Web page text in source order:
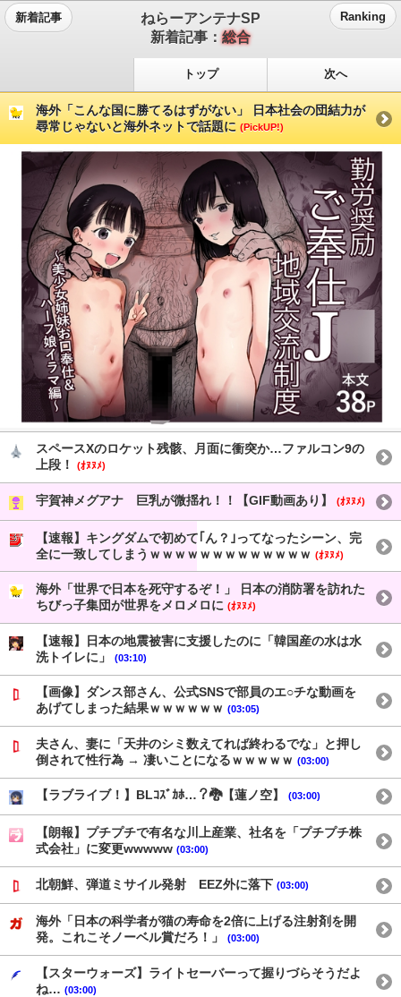
新着記事
ねらーアンテナSP
新着記事：総合
Ranking
トップ 次へ
海外「こんな国に勝てるはずがない」 日本社会の団結力が
尋常じゃないと海外ネットで話題に (PickUP!)
スペースXのロケット残骸、月面に衝突か…ファルコン9の
上段！
(ｵﾇﾇﾒ)
宇賀神メグアナ 巨乳が微揺れ！！【GIF動画あり】 (ｵﾇﾇﾒ)
【速報】キングダムで初めて｢ん？｣ってなったシーン、完
全に一致してしまうｗｗｗｗｗｗｗｗｗｗｗｗｗ (ｵﾇﾇﾒ)
海外「世界で日本を死守するぞ！」 日本の消防署を訪れた
ちびっ子集団が世界をメロメロに (ｵﾇﾇﾒ)
【速報】日本の地震被害に支援したのに「韓国産の水は水
洗トイレに」
(03:10)
【画像】ダンス部さん、公式SNSで部員のエ○チな動画を
あげてしまった結果ｗｗｗｗｗｗ (03:05)
夫さん、妻に「天井のシミ数えてれば終わるでな」と押し
倒されて性行為 → 凄いことになるｗｗｗｗｗ (03:00)
【ラブライブ！】BLｺｽﾞｶﾎ…？🐉【蓮ノ空】 (03:00)
【朗報】プチプチで有名な川上産業、社名を「プチプチ株
式会社」に変更wwwww (03:00)
北朝鮮、弾道ミサイル発射 EEZ外に落下 (03:00)
海外「日本の科学者が猫の寿命を2倍に上げる注射剤を開
発。これこそノーベル賞だろ！」
(03:00)
【スターウォーズ】ライトセーバーって握りづらそうだよ
ね… (03:00)